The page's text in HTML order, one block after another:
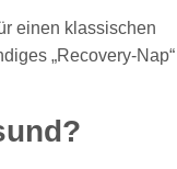
einen klassischen
„Recovery-Nap“